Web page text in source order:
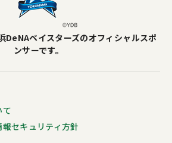
DeNAベイスターズのオフィシャルスポ
ンサーです。
て
セキュリティ方針